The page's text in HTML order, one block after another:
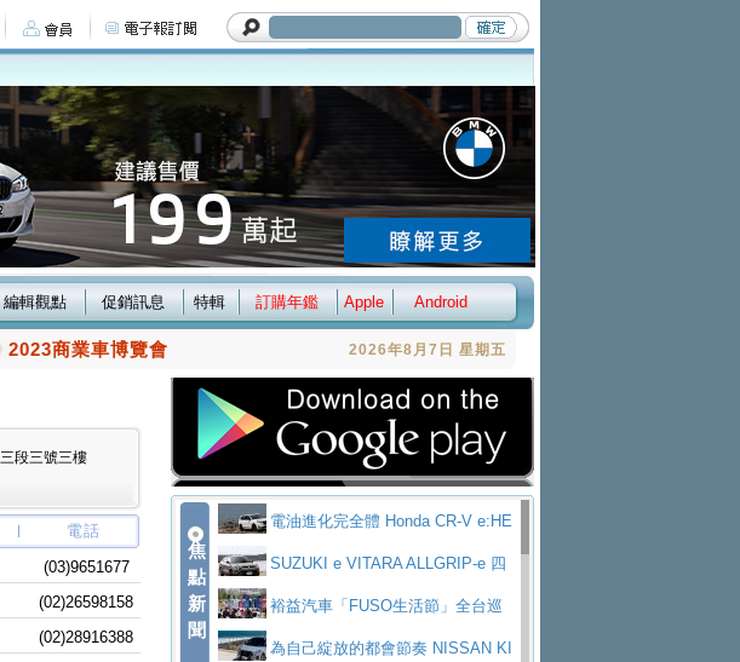
編輯觀點 促銷訊息 特輯 訂購年鑑 Apple Android
2023商業車博覽會 2026年8月7日 星期五
段三號三樓
電話
(03)9651677
(02)26598158
(02)28916388
焦
點
新
聞
電油進化完全體 Honda CR-V e:HE
V PrestigeSUZUKI e VITARA ALLGRIP-e 四
驅精神的純電新詮釋
裕益汽車「FUSO生活節」全台巡
迴 結合生活體驗、交通安全與購車優惠
為自己綻放的都會節奏 NISSAN KI